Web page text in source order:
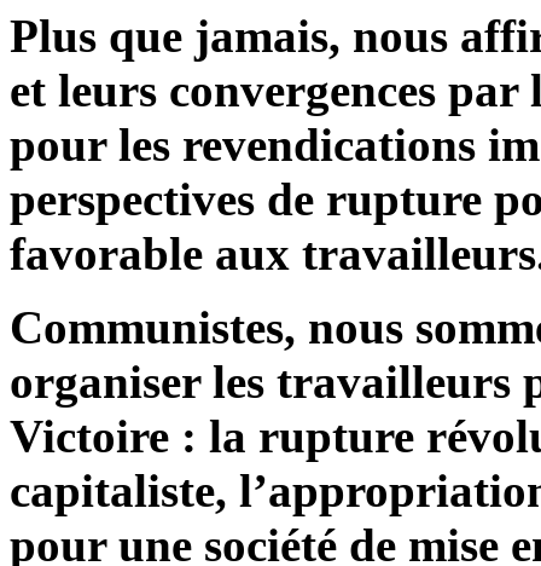
Plus que jamais, nous
et leurs convergences
pour les revendications
perspectives de rupture
favorable aux
Communistes, nous
organiser les travailleurs
Victoire : la rupture
capitaliste,
pour une société de mise